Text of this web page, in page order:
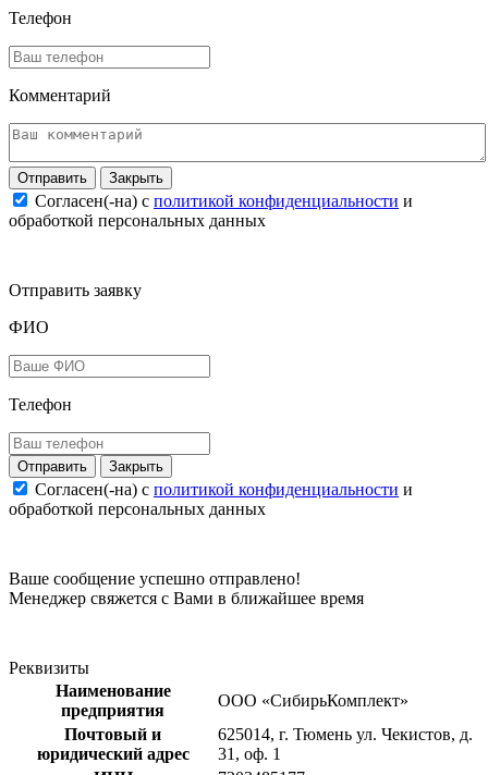
Телефон
Комментарий
Закрыть
Согласен(-на) c политикой конфиденциальности и
обработкой персональных данных
Отправить заявку
ФИО
Телефон
Закрыть
Согласен(-на) c политикой конфиденциальности и
обработкой персональных данных
Ваше сообщение успешно отправлено!
Менеджер свяжется с Вами в ближайшее время
Реквизиты
Наименование
предприятия
ООО «СибирьКомплект»
Почтовый и
юридический адрес
625014, г. Тюмень ул. Чекистов, д.
31, оф. 1